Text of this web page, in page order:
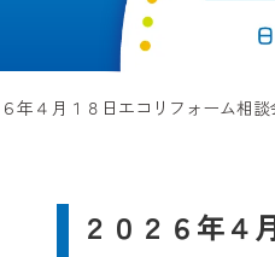
年４月１８日エコリフォーム相談
２０２６年４